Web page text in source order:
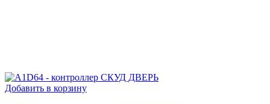
Добавить в корзину